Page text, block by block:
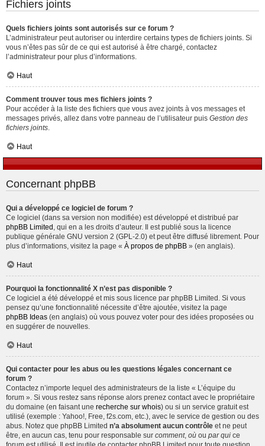
Fichiers joints
Quels fichiers joints sont autorisés sur ce forum ?
L’administrateur peut autoriser ou interdire certains types de fichiers joints. Si
vous n’êtes pas sûr de ce qui est autorisé à être chargé, contactez
l’administrateur pour plus d’informations.
Haut
Comment trouver tous mes fichiers joints ?
Pour accéder à la liste des fichiers que vous avez joints à vos messages et
messages privés, allez dans votre panneau de l’utilisateur puis Gestion des
fichiers joints
Haut
Concernant phpBB
Qui a développé ce logiciel de forum ?
Ce logiciel (dans sa version non modifiée) est développé et distribué par
phpBB Limited , qui en a les droits d’auteur. Il est publié sous la licence
publique générale GNU version 2 (GPL-2.0) et peut être diffusé librement. Pour
plus d’informations, visitez la page « À propos de phpBB » (en anglais).
Haut
Pourquoi la fonctionnalité X n’est pas disponible ?
Ce logiciel a été développé et mis sous licence par phpBB Limited. Si vous
pensez qu’une fonctionnalité nécessite d’être ajoutée, visitez la page
phpBB Ideas (en anglais) où vous pouvez voter pour des idées proposées ou
en suggérer de nouvelles.
Haut
Qui contacter pour les abus ou les questions légales concernant ce
forum ?
Contactez n’importe lequel des administrateurs de la liste « L’équipe du
forum ». Si vous restez sans réponse alors prenez contact avec le propriétaire
du domaine (en faisant une recherche sur whois) ou si un service gratuit est
utilisé (exemple : Yahoo!, Free, f2s.com, etc.), avec le service de gestion ou des
abus. Notez que phpBB Limited n’a absolument aucun contrôle et ne peut
être, en aucun cas, tenu pour responsable sur comment, où ou par qui ce